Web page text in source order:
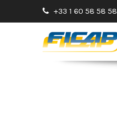
+33 1 60 58 58 58